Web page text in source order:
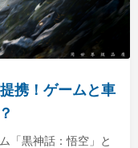
携！ゲームと車
「黒神話：悟空」と